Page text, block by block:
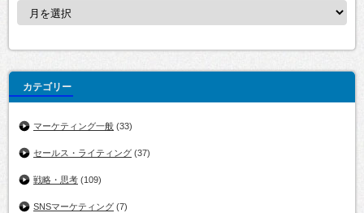
カテゴリー
マーケティング一般 (33)
セールス・ライティング (37)
戦略・思考 (109)
SNSマーケティング (7)